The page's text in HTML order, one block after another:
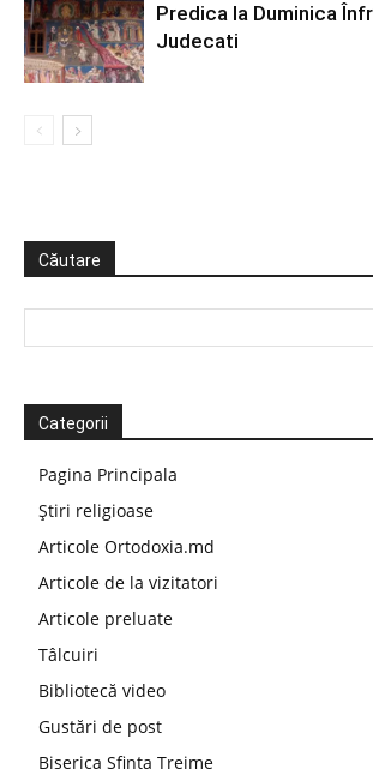
Predica la Duminica
Judecati
Căutare
Categorii
Pagina Principala
Știri religioase
Articole Ortodoxia.md
Articole de la vizitatori
Articole preluate
Tâlcuiri
Bibliotecă video
Gustări de post
Biserica Sfinta Treime